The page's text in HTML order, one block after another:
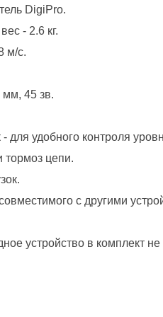
DigiPro.
- 2.6 кг.
м/с.
45 зв.
удобного контроля
цепи.
с другими
устройство в комплект не